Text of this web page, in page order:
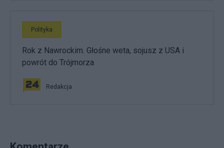
Polityka
Rok z Nawrockim. Głośne weta, sojusz z USA i
powrót do Trójmorza
Redakcja